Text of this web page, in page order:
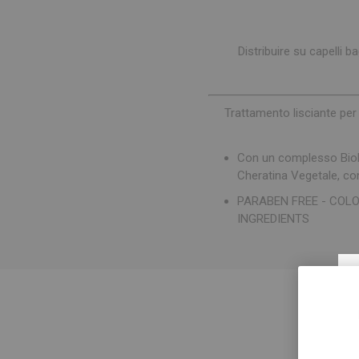
Distribuire su capelli
Trattamento lisciante
Con un complesso
Cheratina Vegetale,
PARABEN FREE -
INGREDIENTS